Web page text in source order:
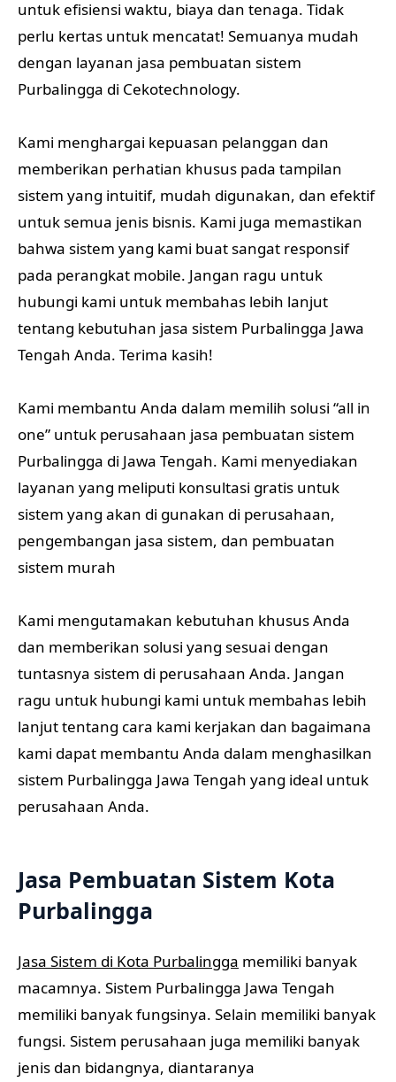
untuk efisiensi waktu, biaya dan tenaga. Tidak
perlu kertas untuk mencatat! Semuanya mudah
dengan layanan jasa pembuatan sistem
Purbalingga di Cekotechnology.
Kami menghargai kepuasan pelanggan dan
memberikan perhatian khusus pada tampilan
sistem yang intuitif, mudah digunakan, dan efektif
untuk semua jenis bisnis. Kami juga memastikan
bahwa sistem yang kami buat sangat responsif
pada perangkat mobile. Jangan ragu untuk
hubungi kami untuk membahas lebih lanjut
tentang kebutuhan jasa sistem Purbalingga Jawa
Tengah Anda. Terima kasih!
Kami membantu Anda dalam memilih solusi “all in
one” untuk perusahaan jasa pembuatan sistem
Purbalingga di Jawa Tengah. Kami menyediakan
layanan yang meliputi konsultasi gratis untuk
sistem yang akan di gunakan di perusahaan,
pengembangan jasa sistem, dan pembuatan
sistem murah
Kami mengutamakan kebutuhan khusus Anda
dan memberikan solusi yang sesuai dengan
tuntasnya sistem di perusahaan Anda. Jangan
ragu untuk hubungi kami untuk membahas lebih
lanjut tentang cara kami kerjakan dan bagaimana
kami dapat membantu Anda dalam menghasilkan
sistem Purbalingga Jawa Tengah yang ideal untuk
perusahaan Anda.
Jasa Pembuatan Sistem Kota
Purbalingga
Jasa Sistem di Kota Purbalingga memiliki banyak
macamnya. Sistem Purbalingga Jawa Tengah
memiliki banyak fungsinya. Selain memiliki banyak
fungsi. Sistem perusahaan juga memiliki banyak
jenis dan bidangnya, diantaranya